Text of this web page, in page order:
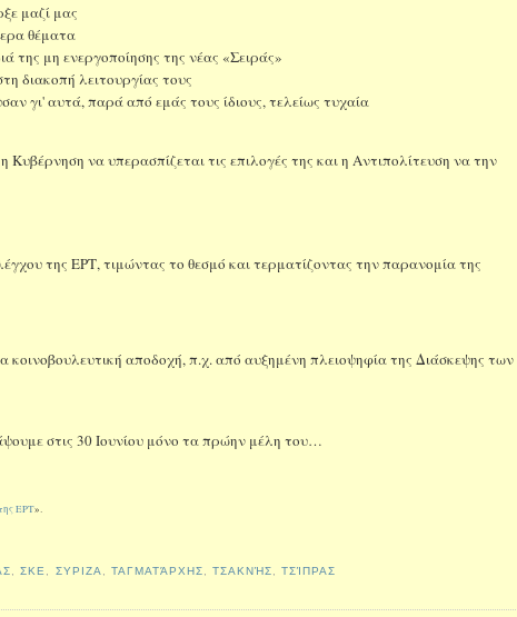
μαζί μας
θέματα
της μη ενεργοποίησης της νέας «Σειράς»
διακοπή λειτουργίας τους
γι' αυτά, παρά από εμάς τους ίδιους, τελείως τυχαία
να υπερασπίζεται τις επιλογές της και η Αντιπολίτευση να την
της ΕΡΤ, τιμώντας το θεσμό και τερματίζοντας την παρανομία της
κοινοβουλευτική αποδοχή, π.χ. από αυξημένη πλειοψηφία της Διάσκεψης των
στις 30 Ιουνίου μόνο τα πρώην μέλη του…
ΕΡΤ».
,ΣΚΕ ΣΥΡΙΖΑ ΤΑΓΜΑΤΆΡΧΗΣ ΤΣΑΚΝΉΣ ΤΣΊΠΡΑΣ